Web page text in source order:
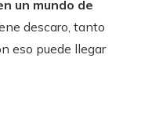
un mundo de
descaro, tanto
eso puede llegar